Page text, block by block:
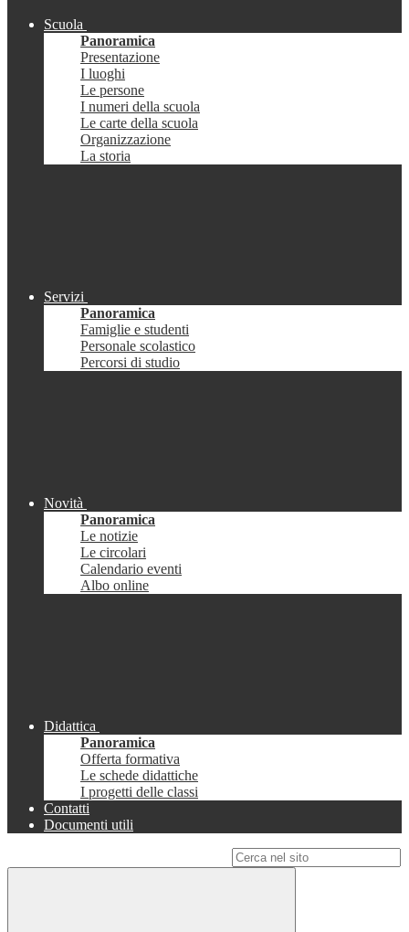
Scuola
Panoramica
Presentazione
I luoghi
Le persone
I numeri della scuola
Le carte della scuola
Organizzazione
La storia
Servizi
Panoramica
Famiglie e studenti
Personale scolastico
Percorsi di studio
Novità
Panoramica
Le notizie
Le circolari
Calendario eventi
Albo online
Didattica
Panoramica
Offerta formativa
Le schede didattiche
I progetti delle classi
Contatti
Documenti utili